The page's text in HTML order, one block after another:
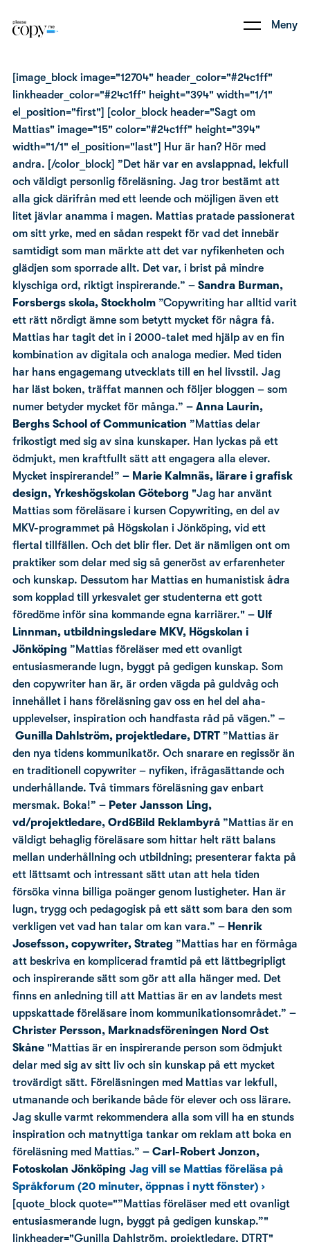
Meny
[image_block image="12704" header_color="#24c1ff"
linkheader_color="#24c1ff" height="394" width="1/1"
el_position="first"] [color_block header="Sagt om
Mattias" image="15" color="#24c1ff" height="394"
width="1/1" el_position="last"] Hur är han? Hör med
andra. [/color_block] ”Det här var en avslappnad, lekfull
och väldigt personlig föreläsning. Jag tror bestämt att
alla gick därifrån med ett leende och möjligen även ett
litet jävlar anamma i magen. Mattias pratade passionerat
om sitt yrke, med en sådan respekt för vad det innebär
samtidigt som man märkte att det var nyfikenheten och
glädjen som sporrade allt. Det var, i brist på mindre
klyschiga ord, riktigt inspirerande.” – Sandra Burman,
Forsbergs skola, Stockholm ”Copywriting har alltid varit
ett rätt nördigt ämne som betytt mycket för några få.
Mattias har tagit det in i 2000-talet med hjälp av en fin
kombination av digitala och analoga medier. Med tiden
har hans engagemang utvecklats till en hel livsstil. Jag
har läst boken, träffat mannen och följer bloggen – som
numer betyder mycket för många.” – Anna Laurin,
Berghs School of Communication ”Mattias delar
frikostigt med sig av sina kunskaper. Han lyckas på ett
ödmjukt, men kraftfullt sätt att engagera alla elever.
Mycket inspirerande!” – Marie Kalmnäs, lärare i grafisk
design, Yrkeshögskolan Göteborg "Jag har använt
Mattias som föreläsare i kursen Copywriting, en del av
MKV-programmet på Högskolan i Jönköping, vid ett
flertal tillfällen. Och det blir fler. Det är nämligen ont om
praktiker som delar med sig så generöst av erfarenheter
och kunskap. Dessutom har Mattias en humanistisk ådra
som kopplad till yrkesvalet ger studenterna ett gott
föredöme inför sina kommande egna karriärer." – Ulf
Linnman, utbildningsledare MKV, Högskolan i
Jönköping ”Mattias föreläser med ett ovanligt
entusiasmerande lugn, byggt på gedigen kunskap. Som
den copywriter han är, är orden vägda på guldvåg och
innehållet i hans föreläsning gav oss en hel del aha-
upplevelser, inspiration och handfasta råd på vägen.” –
Gunilla Dahlström, projektledare, DTRT ”Mattias är
den nya tidens kommunikatör. Och snarare en regissör än
en traditionell copywriter – nyfiken, ifrågasättande och
underhållande. Två timmars föreläsning gav enbart
mersmak. Boka!” – Peter Jansson Ling,
vd/projektledare, Ord&Bild Reklambyrå ”Mattias är en
väldigt behaglig föreläsare som hittar helt rätt balans
mellan underhållning och utbildning; presenterar fakta på
ett lättsamt och intressant sätt utan att hela tiden
försöka vinna billiga poänger genom lustigheter. Han är
lugn, trygg och pedagogisk på ett sätt som bara den som
verkligen vet vad han talar om kan vara.” – Henrik
Josefsson, copywriter, Strateg ”Mattias har en förmåga
att beskriva en komplicerad framtid på ett lättbegripligt
och inspirerande sätt som gör att alla hänger med. Det
finns en anledning till att Mattias är en av landets mest
uppskattade föreläsare inom kommunikationsområdet.” –
Christer Persson, Marknadsföreningen Nord Ost
Skåne "Mattias är en inspirerande person som ödmjukt
delar med sig av sitt liv och sin kunskap på ett mycket
trovärdigt sätt. Föreläsningen med Mattias var lekfull,
utmanande och berikande både för elever och oss lärare.
Jag skulle varmt rekommendera alla som vill ha en stunds
inspiration och matnyttiga tankar om reklam att boka en
föreläsning med Mattias.” – Carl-Robert Jonzon,
Fotoskolan Jönköping Jag vill se Mattias föreläsa på
Språkforum (20 minuter, öppnas i nytt fönster) ›
[quote_block quote="”Mattias föreläser med ett ovanligt
entusiasmerande lugn, byggt på gedigen kunskap.”"
linkheader="Gunilla Dahlström, projektledare, DTRT"